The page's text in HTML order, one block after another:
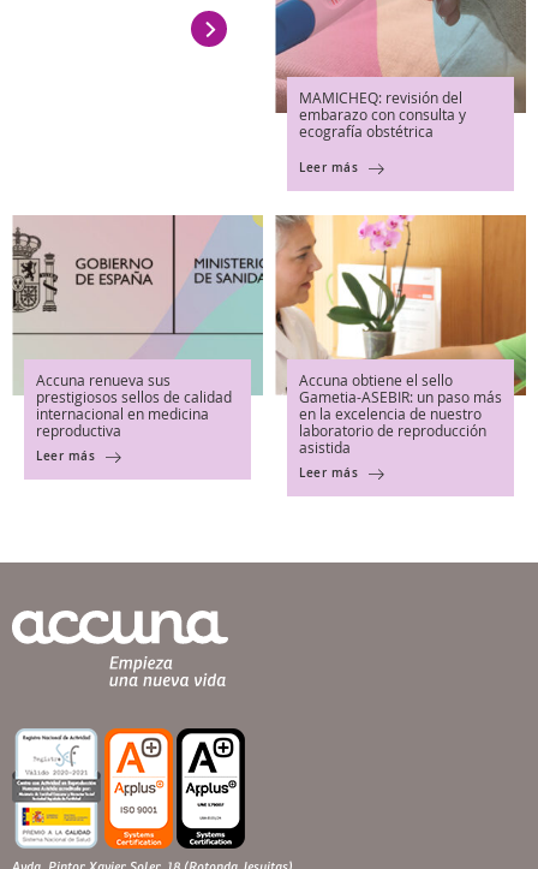
MAMICHEQ: revisión del
embarazo con consulta y
ecografía obstétrica
Leer más
Accuna renueva sus
prestigiosos sellos de calidad
internacional en medicina
reproductiva
Leer más
Accuna obtiene el sello
Gametia-ASEBIR: un paso más
en la excelencia de nuestro
laboratorio de reproducción
asistida
Leer más